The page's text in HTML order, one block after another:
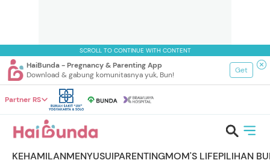
SCROLL TO CONTINUE WITH CONTENT
HaiBunda - Pregnancy & Parenting App
Download & gabung komunitasnya yuk, Bun!
Get
Partner RS
KEHAMILANMENYUSUIPARENTINGMOM'S LIFEPILIHAN